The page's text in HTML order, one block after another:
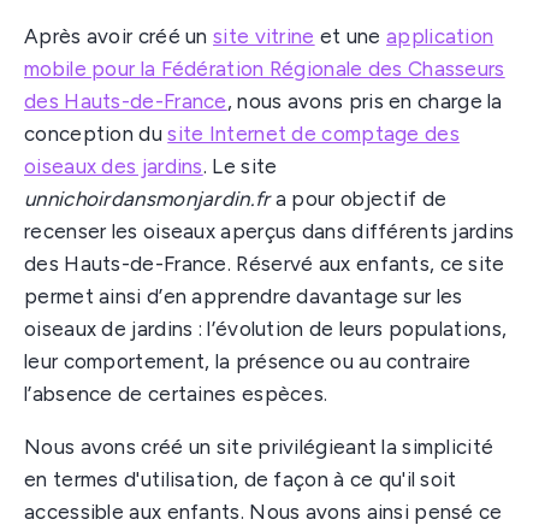
Après avoir créé unsite vitrine et uneapplication
mobile pour la Fédération Régionale des Chasseurs
des Hauts-de-France, nous avons pris en charge la
conception dusite Internet de comptage des
oiseaux des jardins. Le site
unnichoirdansmonjardin.fra pour objectif de
recenser les oiseaux aperçus dans différents jardins
des Hauts-de-France. Réservé aux enfants, ce site
permet ainsi d’en apprendre davantage sur les
oiseaux de jardins : l’évolution de leurs populations,
leur comportement, la présence ou au contraire
l’absence de certaines espèces.
Nous avons créé un site privilégieant la simplicité
en termes d'utilisation, de façon à ce qu'il soit
accessible aux enfants. Nous avons ainsi pensé ce